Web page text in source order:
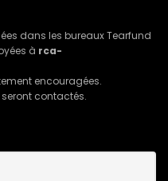
dans les bureaux Tearfund
à rca-
encouragées.
contactés.